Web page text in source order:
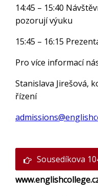
14:45 – 15:40
pozorují výuku
15:45 – 16:15
Pro více informací
Stanislava Jirešová,
řízení
Sousedíkova